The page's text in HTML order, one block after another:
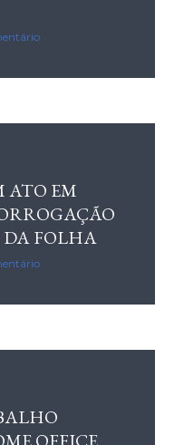
ATO EM
DA FOLHA